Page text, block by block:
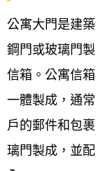
公寓大門是建
鋼門或玻璃門
信箱。公寓信
一體製成，通
戶的郵件和包
璃門製成，並